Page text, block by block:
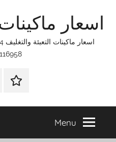
اسعار
Menu